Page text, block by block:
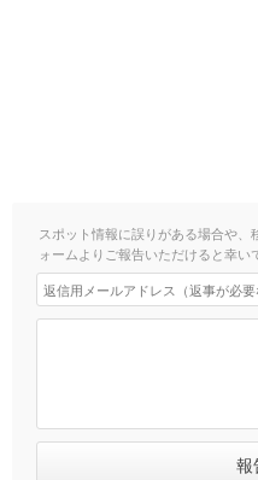
スポット情報に誤りがある場合や
ォームよりご報告いただけると幸い